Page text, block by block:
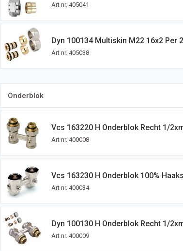
Art nr. 405041
Dyn 100134 Multiskin M22 16x2 Per
Art nr. 405038
Onderblok
Vcs 163220 H Onderblok Recht 1/
Art nr. 400008
Vcs 163230 H Onderblok 100%
Art nr. 400034
Dyn 100130 H Onderblok Recht 1/
Art nr. 400009